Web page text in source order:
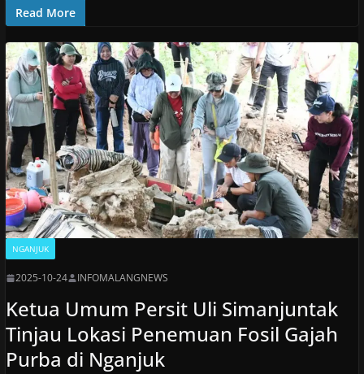
Read More
NGANJUK
2025-10-24 INFOMALANGNEWS
Ketua Umum Persit Uli Simanjuntak
Tinjau Lokasi Penemuan Fosil Gajah
Purba di Nganjuk